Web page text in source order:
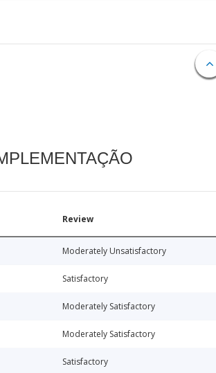
Review
Moderately Unsatisfactory
Satisfactory
Moderately Satisfactory
Moderately Satisfactory
Satisfactory